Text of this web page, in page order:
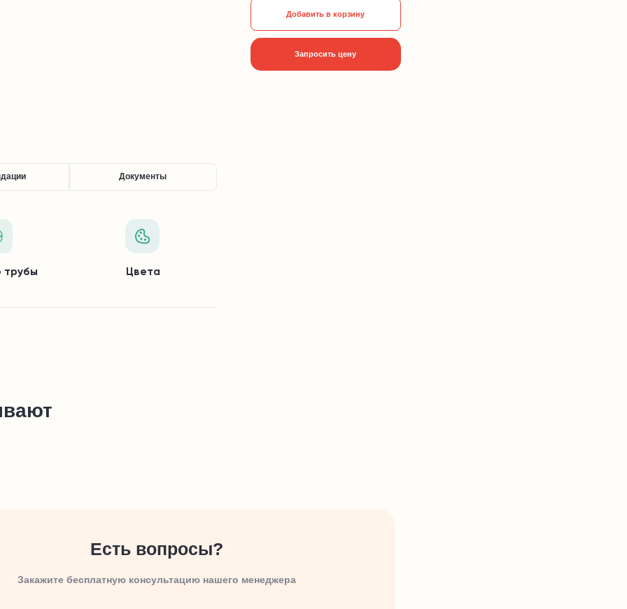
Добавить в корзину
Запросить цену
Документы
трубы Цвета
Есть вопросы?
Закажите бесплатную консультацию нашего менеджера